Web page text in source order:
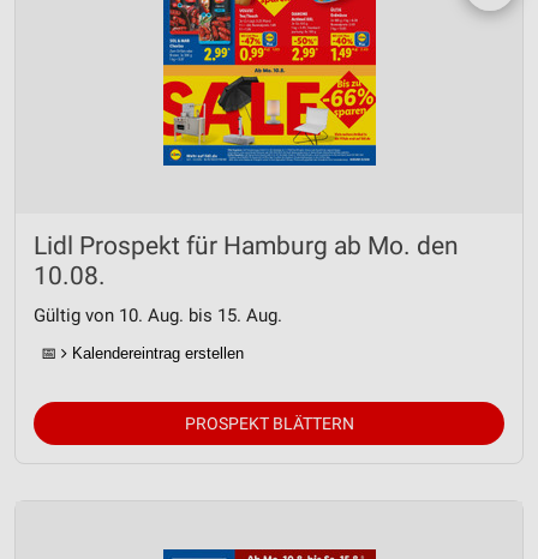
Lidl Prospekt für Hamburg ab Mo. den
10.08.
Gültig von 10. Aug. bis 15. Aug.
📅 Kalendereintrag erstellen
PROSPEKT BLÄTTERN